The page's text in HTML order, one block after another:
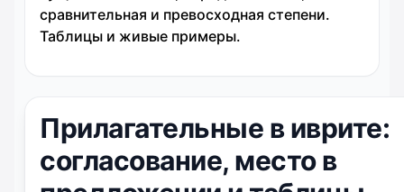
сравнительная и превосходная степени.
Таблицы и живые примеры.
Прилагательные в иврите:
согласование, место в